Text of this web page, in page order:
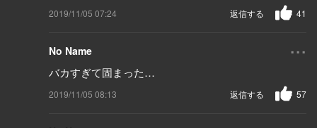
2019/11/05 07:24 41
返信する
No Name ...
バカすぎて固まった…
2019/11/05 08:13 57
返信する